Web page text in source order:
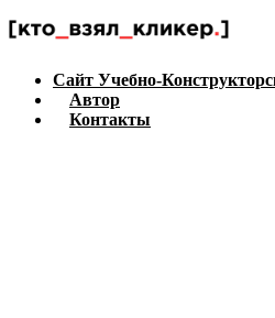
Сайт Учебно-
Автор
Контакты